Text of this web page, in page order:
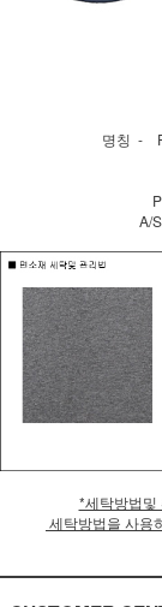
명칭 -
A/
*세탁방법및
세탁방법을 사용